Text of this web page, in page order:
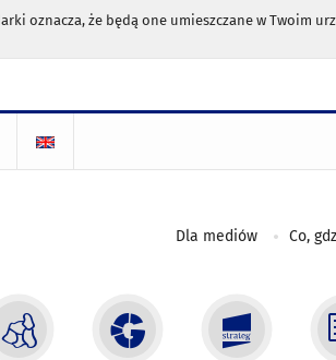
oznacza, że będą one umieszczane w Twoim
Dla mediów Co,